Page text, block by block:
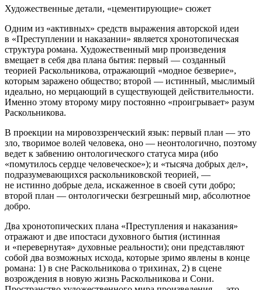
Художественные детали, «цементирующие» сюжет
Одним из «активных» средств выражения авторской идеи
в «Преступлении и наказании» является хронотопическая
структура романа. Художественный мир произведения
вмещает в себя два плана бытия: первый — созданный
теорией Раскольникова, отражающий «модное безверие»,
которым заражено общество; второй — истинный, мыслимый
идеально, но мерцающий в существующей действительности.
Именно этому второму миру постоянно «проигрывает» разум
Раскольникова.
В проекции на мировоззренческий язык: первый план — это
зло, творимое волей человека, оно — неонтологично, поэтому
ведет к забвению онтологического статуса мира (ибо
«помутилось сердце человеческое»); и «тысяча добрых дел»,
подразумевающихся раскольниковской теорией, —
не истинно добрые дела, искаженное в своей сути добро;
второй план — онтологически безгрешный мир, абсолютное
добро.
Два хронотопических плана «Преступления и наказания»
отражают и две ипостаси духовного бытия (истинная
и «перевернутая» духовные реальности); они представляют
собой два возможных исхода, которые зримо явлены в конце
романа: 1) в сне Раскольникова о трихинах, 2) в сцене
возрождения в новую жизнь Раскольникова и Сони.